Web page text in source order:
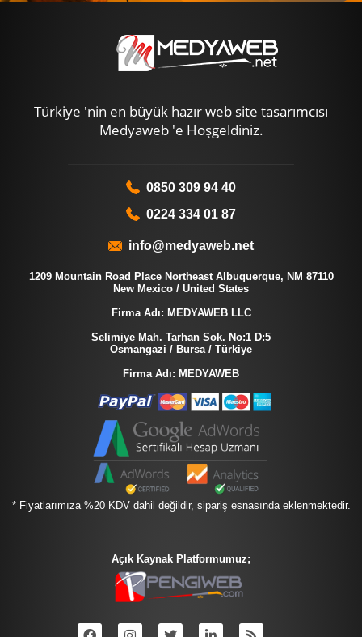
Türkiye 'nin en büyük hazır web site tasarımcısı
Medyaweb 'e Hoşgeldiniz.
0850 309 94 40
0224 334 01 87
info@medyaweb.net
1209 Mountain Road Place Northeast Albuquerque, NM 87110
New Mexico / United States
Firma Adı: MEDYAWEB LLC
Selimiye Mah. Tarhan Sok. No:1 D:5
Osmangazi / Bursa / Türkiye
Firma Adı: MEDYAWEB
* Fiyatlarımıza %20 KDV dahil değildir, sipariş esnasında eklenmektedir.
Açık Kaynak Platformumuz;